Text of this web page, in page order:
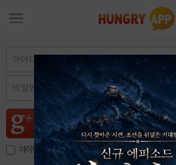
아이디, 이메일 저장